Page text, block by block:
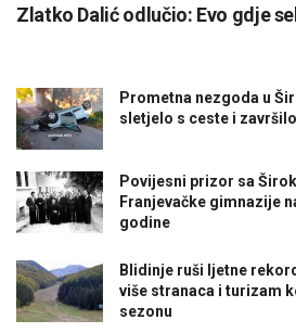
Zlatko Dalić odlučio: Evo gdje
Prometna nezgoda u
sletjelo s ceste i
Povijesni prizor sa
Franjevačke gimnazije
godine
Blidinje ruši ljetne
više stranaca i turizam
sezonu